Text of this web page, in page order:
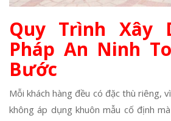
Quy Trình Xây
Pháp An Ninh
Bước
Mỗi khách hàng đều có đặc thù riêng,
không áp dụng khuôn mẫu cố định